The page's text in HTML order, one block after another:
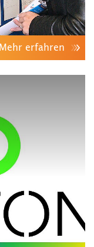
Mehr erfahren